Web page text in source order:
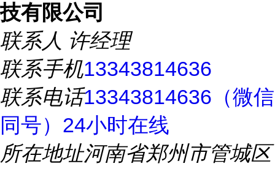
技有限公司
联系人 许经理
联系手机13343814636
联系电话13343814636（微信
同号）24小时在线
所在地址河南省郑州市管城区